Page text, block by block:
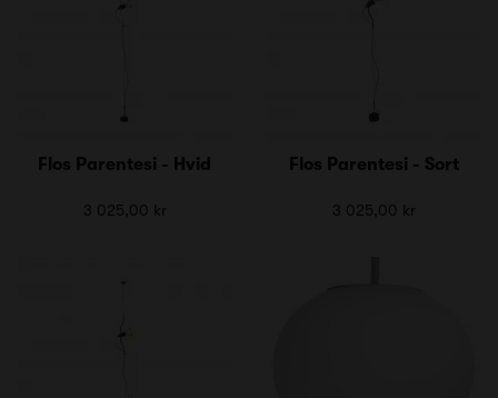
Flos Parentesi - Hvid
3 025,00 kr
Flos Parentesi - Sort
3 025,00 kr